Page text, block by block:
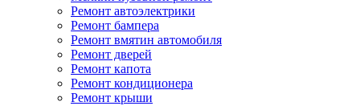
Ремонт автоэлектрики
Ремонт бампера
Ремонт вмятин автомобиля
Ремонт дверей
Ремонт капота
Ремонт кондиционера
Ремонт крыши